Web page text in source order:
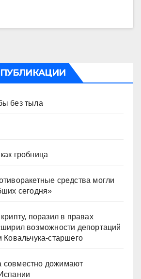
без тыла
гробница
средства могли
сегодня»
поразил в правах
возможности депортаций
Ковальчука-старшего
дожимают